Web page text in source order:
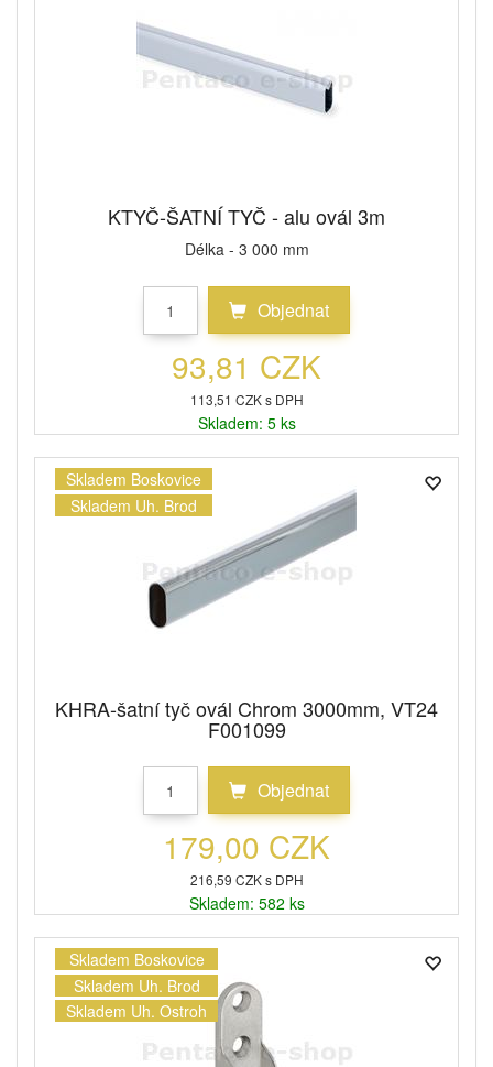
KTYČ-ŠATNÍ TYČ - alu ovál 3m
Délka - 3 000 mm
Objednat
93,81 CZK
113,51 CZK s DPH
Skladem: 5 ks
Skladem Boskovice
Skladem Uh. Brod
KHRA-šatní tyč ovál Chrom 3000mm, VT24
F001099
Objednat
179,00 CZK
216,59 CZK s DPH
Skladem: 582 ks
Skladem Boskovice
Skladem Uh. Brod
Skladem Uh. Ostroh